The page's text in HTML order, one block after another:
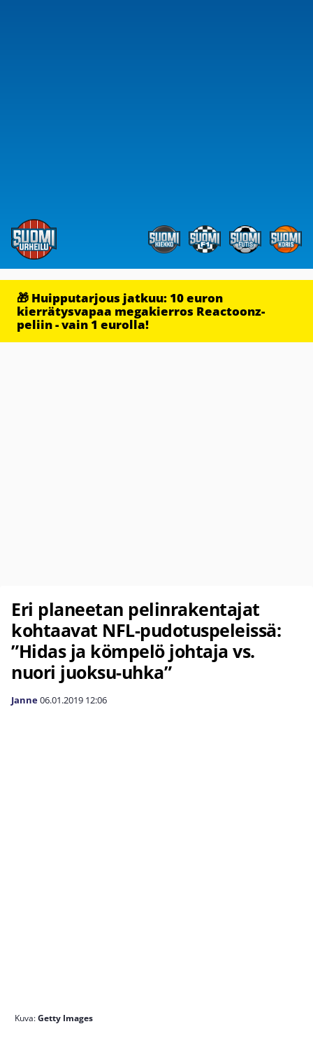
🎁 Huipputarjous jatkuu: 10 euron
kierrätysvapaa megakierros Reactoonz-
peliin - vain 1 eurolla!
Eri planeetan pelinrakentajat
kohtaavat NFL-pudotuspeleissä:
”Hidas ja kömpelö johtaja vs.
nuori juoksu-uhka”
Janne06.01.2019 12:06
Kuva:Getty Images